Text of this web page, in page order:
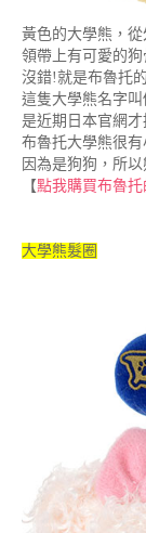
黃色的大學熊，
領帶上有可愛的狗
沒錯!就是布魯托
這隻大學熊名字叫
是近期日本官網
布魯托大學熊很有
因為是狗狗，所
【點我購買布魯托
大學熊髮圈